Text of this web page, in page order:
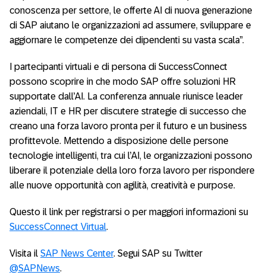
conoscenza per settore, le offerte AI di nuova generazione
di SAP aiutano le organizzazioni ad assumere, sviluppare e
aggiornare le competenze dei dipendenti su vasta scala”.
I partecipanti virtuali e di persona di SuccessConnect
possono scoprire in che modo SAP offre soluzioni HR
supportate dall’AI. La conferenza annuale riunisce leader
aziendali, IT e HR per discutere strategie di successo che
creano una forza lavoro pronta per il futuro e un business
profittevole. Mettendo a disposizione delle persone
tecnologie intelligenti, tra cui l’AI, le organizzazioni possono
liberare il potenziale della loro forza lavoro per rispondere
alle nuove opportunità con agilità, creatività e purpose.
Questo il link per registrarsi o per maggiori informazioni su
SuccessConnect Virtual.
Visita il SAP News Center. Segui SAP su Twitter
@SAPNews.